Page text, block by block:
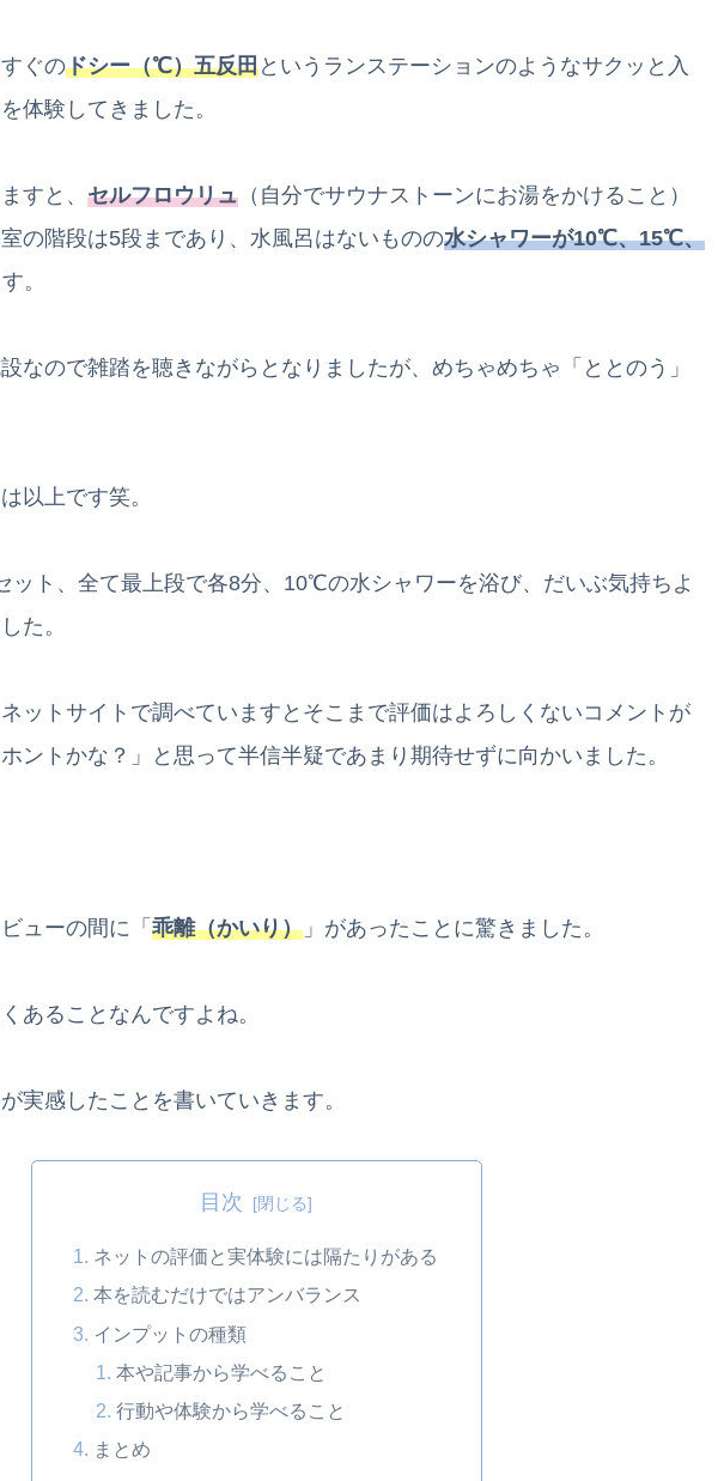
ぐのドシー（℃）五反田というランステーションのようなサクッと入
体験してきました。
すと、 セルフロウリュ （自分でサウナストーンにお湯をかけること）
の階段は5段まであり、水風呂はないものの水シャワーが10℃、15℃、
。
なので雑踏を聴きながらとなりましたが、めちゃめちゃ「ととのう」
以上です笑。
ット、全て最上段で各8分、10℃の水シャワーを浴び、だいぶ気持ちよ
た。
ットサイトで調べていますとそこまで評価はよろしくないコメントが
ントかな？」と思って半信半疑であまり期待せずに向かいました。
ューの間に「 乖離（かいり） 」があったことに驚きました。
あることなんですよね。
実感したことを書いていきます。
目次
ネットの評価と実体験には隔たりがある
本を読むだけではアンバランス
インプットの種類
本や記事から学べること
行動や体験から学べること
まとめ